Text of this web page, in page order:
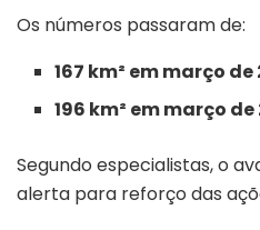
Os números passaram de:
167 km² em março de
196 km² em março de
Segundo especialistas, o
alerta para reforço das